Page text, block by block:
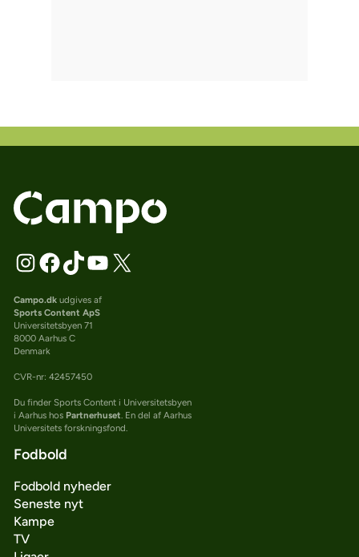
Campo.dkudgives af
Sports Content ApS
Universitetsbyen 71
8000 Aarhus C
Denmark
CVR-nr: 42457450
Du finder Sports Content i Universitetsbyen
i Aarhus hos Partnerhuset. En del af Aarhus
Universitets forskningsfond.
Fodbold
Fodbold nyheder
Seneste nyt
Kampe
TV